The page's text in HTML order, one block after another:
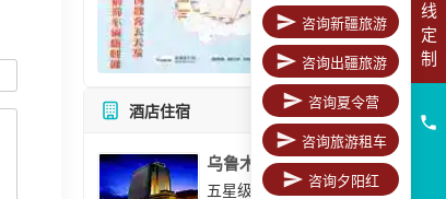
酒店住宿 所有酒店
乌鲁木齐美丽华大酒
五星级酒店
线
定
制
咨询新疆旅游
咨询出疆旅游
咨询夏令营
咨询旅游租车
咨询夕阳红